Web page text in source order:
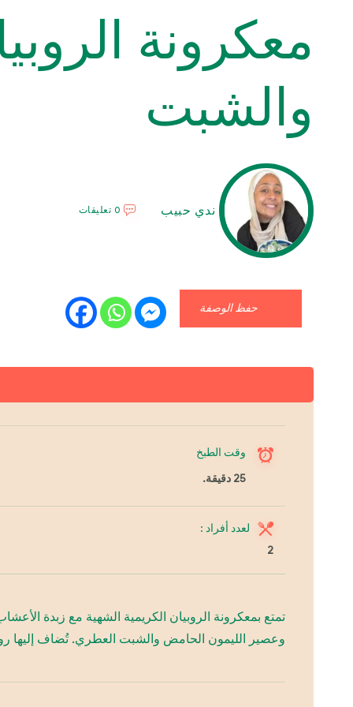
معكرونة
والشبت
ندي حبيب 0 تعليقات
حفظ الوصفة
وقت الطبخ
25 دقيقة.
لعدد أفراد :
2
تمتع بمعكرونة الروبيان الكريمية الشهية مع زبدة
وعصير الليمون الحامض والشبت العطري. تُضاف إليها